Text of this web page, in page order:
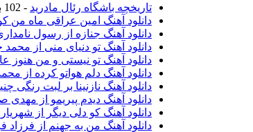
تاریخچه باشگاه رئال مادرید - 102 بازدید
دانلود آهنگ امین عراقی ماه من
دانلود آهنگ جنازه از رسول
دانلود آهنگ تو دنیای منی از
دانلود آهنگ تو نیستی و من هنوز
دانلود آهنگ دلم هواتو کرده از
دانلود آهنگ نازنینا بر لبت رنگی
دانلود آهنگ دیدم پیریمو از مهدی
دانلود آهنگ کو دلی دیگر از
دانلود آهنگ من به جهنم از فرزاد